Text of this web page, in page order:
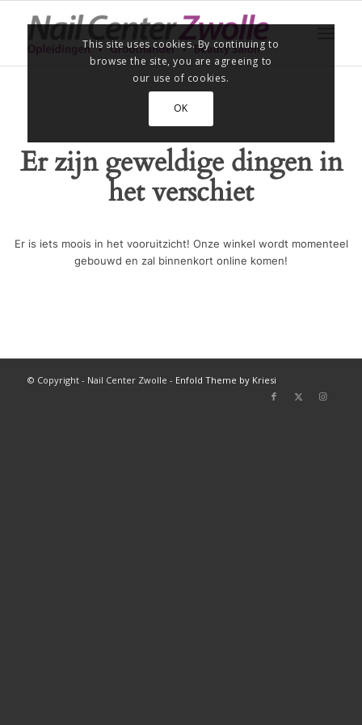
Er zijn geweldige dingen in
het verschiet
Er is iets moois in het vooruitzicht! Onze winkel wordt momenteel
gebouwd en zal binnenkort online komen!
© Copyright - Nail Center Zwolle - Enfold Theme by Kriesi
This site uses cookies. By continuing to
browse the site, you are agreeing to
our use of cookies.
OK